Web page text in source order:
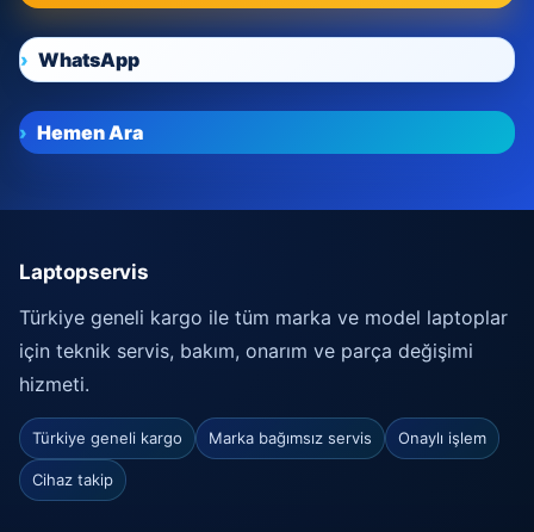
WhatsApp
Hemen Ara
Laptopservis
Türkiye geneli kargo ile tüm marka ve model laptoplar
için teknik servis, bakım, onarım ve parça değişimi
hizmeti.
Türkiye geneli kargo Marka bağımsız servis Onaylı işlem
Cihaz takip